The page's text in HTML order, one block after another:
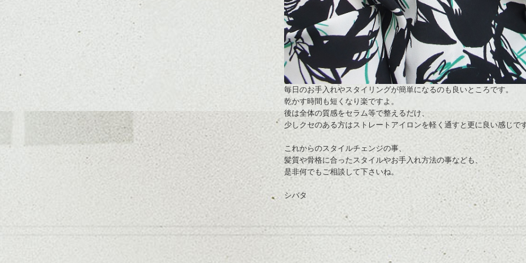
毎日のお手入れやスタイリングが簡単になるのも良いところです。
乾かす時間も短くなり楽ですよ。
後は全体の質感をセラム等で整えるだけ、
少しクセのある方はストレートアイロンを軽く通すと更に良い感じで
これからのスタイルチェンジの事、
髪質や骨格に合ったスタイルやお手入れ方法の事なども、
是非何でもご相談して下さいね。
シバタ